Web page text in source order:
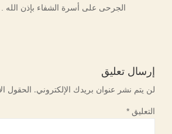
الجرحى على أسرة الشفاء بإذن الله .
إرسال تعليق
لن يتم نشر عنوان بريدك الإلكتروني. الحقول
التعليق*